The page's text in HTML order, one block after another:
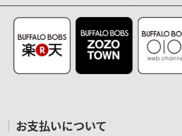
お支払いについて